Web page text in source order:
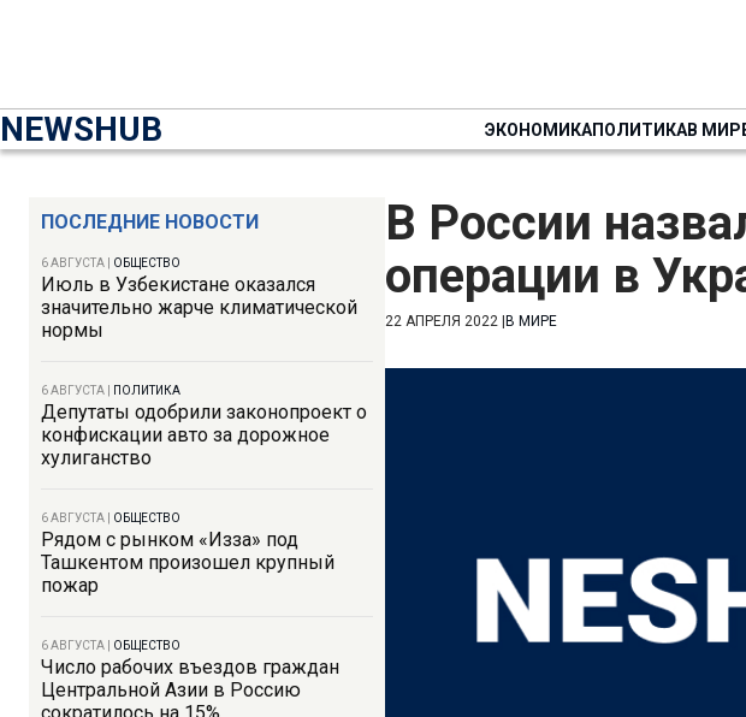
NEWSHUB ЭКОНОМИКАПОЛИТИКАВ
ПОСЛЕДНИЕ НОВОСТИ
6 АВГУСТА ОБЩЕСТВО
Июль в Узбекистане оказался
значительно жарче климатической
нормы
6 АВГУСТА ПОЛИТИКА
Депутаты одобрили законопроект о
конфискации авто за дорожное
хулиганство
6 АВГУСТА ОБЩЕСТВО
Рядом с рынком «Изза» под
Ташкентом произошел крупный
пожар
6 АВГУСТА ОБЩЕСТВО
Число рабочих въездов граждан
Центральной Азии в Россию
В России
операции в
22 АПРЕЛЯ 2022 В МИРЕ